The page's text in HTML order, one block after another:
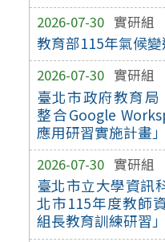
2026-07-30 實研組
教育部115年氣候
2026-07-30 實研組
臺北市政府教育局
整合Google
應用研習實施計畫」
2026-07-30 實研組
臺北市立大學資訊
北市115年度教師
組長教育訓練研習」